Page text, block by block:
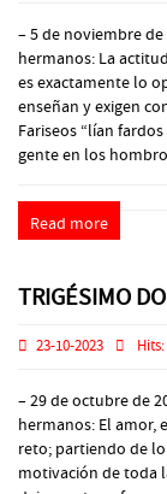
– 5 de noviembre
hermanos: La
es exactamente lo
enseñan y exigen
Fariseos “lían
gente en los
Read more
TRIGÉSIMO
23-10-2023 Hits:
– 29 de octubre de
hermanos: El
reto; partiendo de
motivación de toda